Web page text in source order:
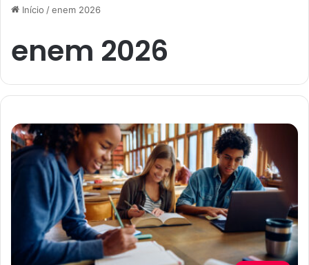
Início /enem 2026
enem 2026